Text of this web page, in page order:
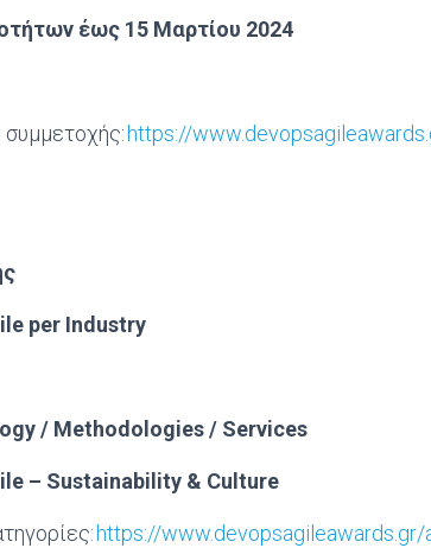
έως 15 Μαρτίου 2024
https://
per Industry
/ Methodologies / Services
– Sustainability & Culture
https://